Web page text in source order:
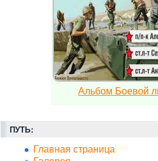
Альбом Боевой
ПУТЬ:
Главная страница